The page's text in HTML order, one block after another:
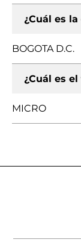
¿Cuál es
BOGOTA D.C.
¿Cuál es
MICRO